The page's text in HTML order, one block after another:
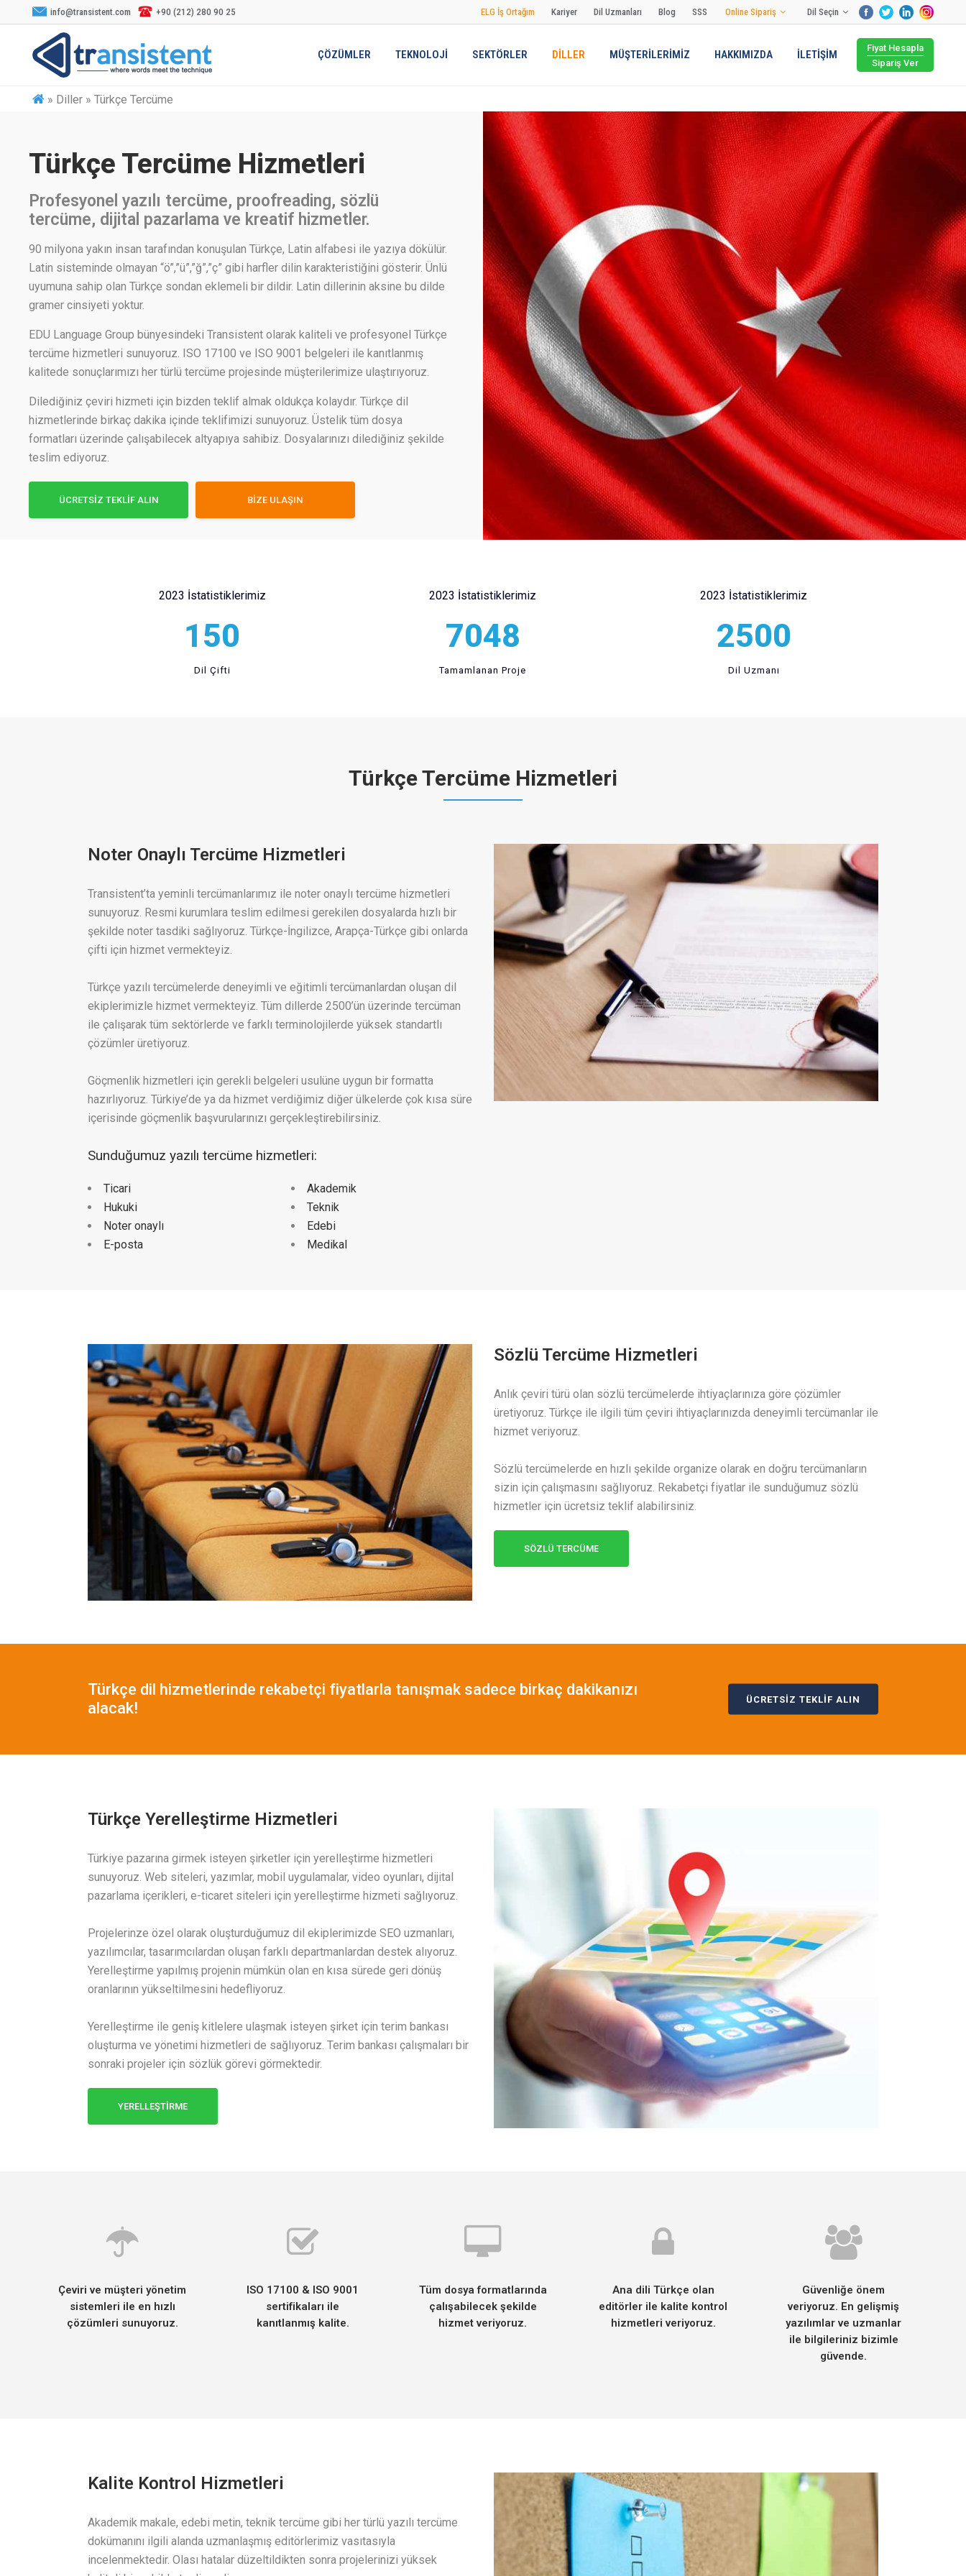
info@transistent.com +90 (212) 280 90 25 ELG İş Ortağım Kariyer Dil Uzmanları Blog SSS Online Sipariş Dil Seçin
Fiyat Hesapla
Sipariş Ver
ÇÖZÜMLER TEKNOLOJİ SEKTÖRLER DİLLER MÜŞTERİLERİMİZ HAKKIMIZDA İLETİŞİM
» Diller » Türkçe Tercüme
Türkçe Tercüme Hizmetleri
Profesyonel yazılı tercüme, proofreading, sözlü
tercüme, dijital pazarlama ve kreatif hizmetler.
90 milyona yakın insan tarafından konuşulan Türkçe, Latin alfabesi ile yazıya dökülür.
Latin sisteminde olmayan “ö”,”ü”,”ğ”,”ç” gibi harfler dilin karakteristiğini gösterir. Ünlü
uyumuna sahip olan Türkçe sondan eklemeli bir dildir. Latin dillerinin aksine bu dilde
gramer cinsiyeti yoktur.
EDU Language Group bünyesindeki Transistent olarak kaliteli ve profesyonel Türkçe
tercüme hizmetleri sunuyoruz. ISO 17100 ve ISO 9001 belgeleri ile kanıtlanmış
kalitede sonuçlarımızı her türlü tercüme projesinde müşterilerimize ulaştırıyoruz.
Dilediğiniz çeviri hizmeti için bizden teklif almak oldukça kolaydır. Türkçe dil
hizmetlerinde birkaç dakika içinde teklifimizi sunuyoruz. Üstelik tüm dosya
formatları üzerinde çalışabilecek altyapıya sahibiz. Dosyalarınızı dilediğiniz şekilde
teslim ediyoruz.
ÜCRETSİZ TEKLİF ALIN BİZE ULAŞIN
2023 İstatistiklerimiz
150
Dil Çifti
2023 İstatistiklerimiz
7048
Tamamlanan Proje
2023 İstatistiklerimiz
2500
Dil Uzmanı
Türkçe Tercüme Hizmetleri
Noter Onaylı Tercüme Hizmetleri
Transistent’ta yeminli tercümanlarımız ile noter onaylı tercüme hizmetleri
sunuyoruz. Resmi kurumlara teslim edilmesi gerekilen dosyalarda hızlı bir
şekilde noter tasdiki sağlıyoruz. Türkçe-İngilizce, Arapça-Türkçe gibi onlarda
çifti için hizmet vermekteyiz.
Türkçe yazılı tercümelerde deneyimli ve eğitimli tercümanlardan oluşan dil
ekiplerimizle hizmet vermekteyiz. Tüm dillerde 2500’ün üzerinde tercüman
ile çalışarak tüm sektörlerde ve farklı terminolojilerde yüksek standartlı
çözümler üretiyoruz.
Göçmenlik hizmetleri için gerekli belgeleri usulüne uygun bir formatta
hazırlıyoruz. Türkiye’de ya da hizmet verdiğimiz diğer ülkelerde çok kısa süre
içerisinde göçmenlik başvurularınızı gerçekleştirebilirsiniz.
Sunduğumuz yazılı tercüme hizmetleri:
Ticari
Hukuki
Noter onaylı
E-posta
Akademik
Teknik
Edebi
Medikal
Sözlü Tercüme Hizmetleri
Anlık çeviri türü olan sözlü tercümelerde ihtiyaçlarınıza göre çözümler
üretiyoruz. Türkçe ile ilgili tüm çeviri ihtiyaçlarınızda deneyimli tercümanlar ile
hizmet veriyoruz.
Sözlü tercümelerde en hızlı şekilde organize olarak en doğru tercümanların
sizin için çalışmasını sağlıyoruz. Rekabetçi fiyatlar ile sunduğumuz sözlü
hizmetler için ücretsiz teklif alabilirsiniz.
SÖZLÜ TERCÜME
Türkçe dil hizmetlerinde rekabetçi fiyatlarla tanışmak sadece birkaç dakikanızı
alacak!
ÜCRETSİZ TEKLİF ALIN
Türkçe Yerelleştirme Hizmetleri
Türkiye pazarına girmek isteyen şirketler için yerelleştirme hizmetleri
sunuyoruz. Web siteleri, yazımlar, mobil uygulamalar, video oyunları, dijital
pazarlama içerikleri, e-ticaret siteleri için yerelleştirme hizmeti sağlıyoruz.
Projelerinze özel olarak oluşturduğumuz dil ekiplerimizde SEO uzmanları,
yazılımcılar, tasarımcılardan oluşan farklı departmanlardan destek alıyoruz.
Yerelleştirme yapılmış projenin mümkün olan en kısa sürede geri dönüş
oranlarının yükseltilmesini hedefliyoruz.
Yerelleştirme ile geniş kitlelere ulaşmak isteyen şirket için terim bankası
oluşturma ve yönetimi hizmetleri de sağlıyoruz. Terim bankası çalışmaları bir
sonraki projeler için sözlük görevi görmektedir.
YERELLEŞTİRME
Çeviri ve müşteri yönetim
sistemleri ile en hızlı
çözümleri sunuyoruz.
ISO 17100 & ISO 9001
sertifikaları ile
kanıtlanmış kalite.
Tüm dosya formatlarında
çalışabilecek şekilde
hizmet veriyoruz.
Ana dili Türkçe olan
editörler ile kalite kontrol
hizmetleri veriyoruz.
Güvenliğe önem
veriyoruz. En gelişmiş
yazılımlar ve uzmanlar
ile bilgileriniz bizimle
güvende.
Kalite Kontrol Hizmetleri
Akademik makale, edebi metin, teknik tercüme gibi her türlü yazılı tercüme
dokümanını ilgili alanda uzmanlaşmış editörlerimiz vasıtasıyla
incelenmektedir. Olası hatalar düzeltildikten sonra projelerinizi yüksek